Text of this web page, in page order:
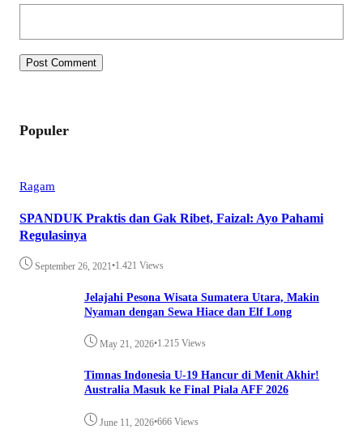
Populer
Ragam
SPANDUK Praktis dan Gak Ribet, Faizal: Ayo Pahami
Regulasinya
September 26, 2021•1.421 Views
Jelajahi Pesona Wisata Sumatera Utara, Makin
Nyaman dengan Sewa Hiace dan Elf Long
May 21, 2026•1.215 Views
Timnas Indonesia U-19 Hancur di Menit Akhir!
Australia Masuk ke Final Piala AFF 2026
June 11, 2026•666 Views